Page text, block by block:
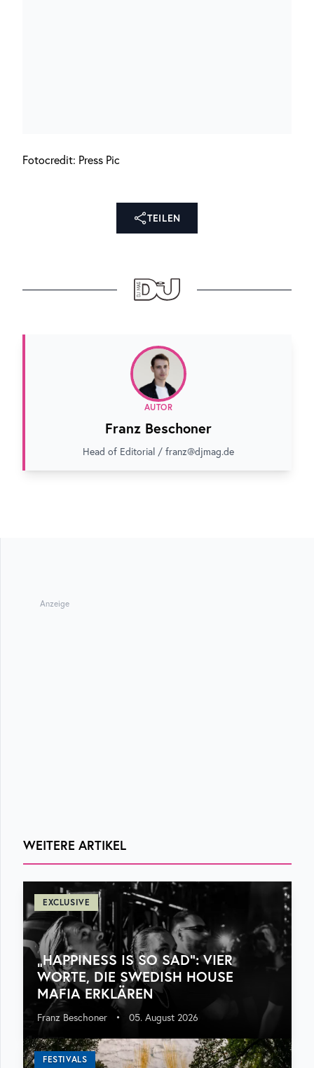
Fotocredit: Press Pic
TEILEN
AUTOR
Franz Beschoner
Head of Editorial / franz@djmag.de
Anzeige
WEITERE ARTIKEL
EXCLUSIVE
„HAPPINESS IS SO SAD“: VIER
WORTE, DIE SWEDISH HOUSE
MAFIA ERKLÄREN
Franz Beschoner • 05. August 2026
FESTIVALS